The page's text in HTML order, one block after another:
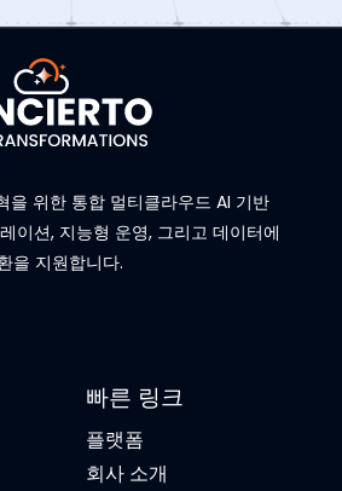
을 위한 통합 멀티클라우드 AI 기반
이션, 지능형 운영, 그리고 데이터에
을 지원합니다.
빠른 링크
플랫폼
회사 소개